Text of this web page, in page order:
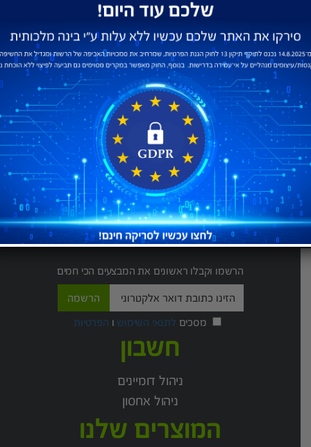
שאלות ותשובות
כל השאלות והתשובות הנפוצות מרוכזות עבורכם
תחת קורת גג אחת. תנו לנו לעזור ותחסכו זמן, כסף
ומשאבים.
הצטרפו אלינו
הניוזלטר שלנו
הרשמו וקבלו ראשונים את המבצעים הכי חמים
מסכים לתנאי השימוש ו הפרטיות
חשבון
ניהול דומיינים
ניהול אחסון
המוצרים שלנו